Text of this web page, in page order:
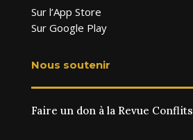
Sur l’App Store
Sur Google Play
Nous soutenir
Faire un don à la Revue Conflits